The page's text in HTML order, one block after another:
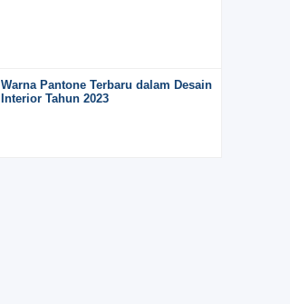
Warna Pantone Terbaru dalam Desain
Interior Tahun 2023